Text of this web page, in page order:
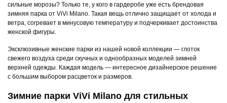
сильные морозы? Только те, у кого в гардеробе уже есть брендовая
зимняя парка от ViVi Milano. Такая вещь отлично защищает от холода и
ветра, согревает в минусовую температуру и подчеркивает достоинства
женской фигуры.
Эксклюзивные женские парки из нашей новой коллекции — глоток
свежего воздуха среди скучных и однообразных моделей зимней
верхней одежды. Каждая модель — интересное дизайнерское решение
с большим выбором расцветок и размеров.
Зимние парки ViVi Milano для стильных